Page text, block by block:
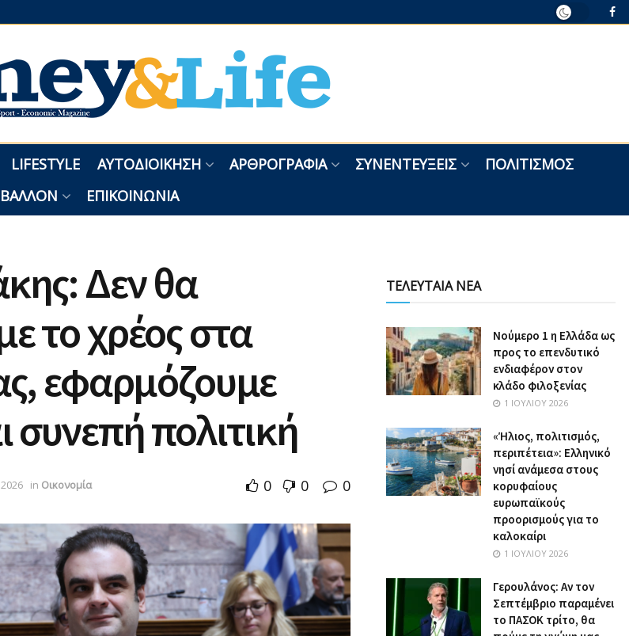
LIFESTYLE ΑΥΤΟΔΙΟΊΚΗΣΗ ΑΡΘΡΟΓΡΑΦΊΑ ΣΥΝΕΝΤΕΎΞΕΙΣ
ΠΟΛΙΤΙΣΜΌΣ
ΕΠΙΚΟΙΝΩΝΊΑ
Δεν θα
το χρέος στα
εφαρμόζουμε
συνεπή πολιτική
in Οικονομία 0 0 0
ΤΕΛΕΥΤΑΙΑ ΝΕΑ
Nούμερο 1 η Ελλάδα ως
προς το επενδυτικό
ενδιαφέρον στον
κλάδο φιλοξενίας
1 ΙΟΥΛΊΟΥ 2026
«Ήλιος, πολιτισμός,
περιπέτεια»: Ελληνικό
νησί ανάμεσα στους
κορυφαίους
ευρωπαϊκούς
προορισμούς για το
καλοκαίρι
1 ΙΟΥΛΊΟΥ 2026
Γερουλάνος: Αν τον
Σεπτέμβριο παραμένει
το ΠΑΣΟΚ τρίτο, θα